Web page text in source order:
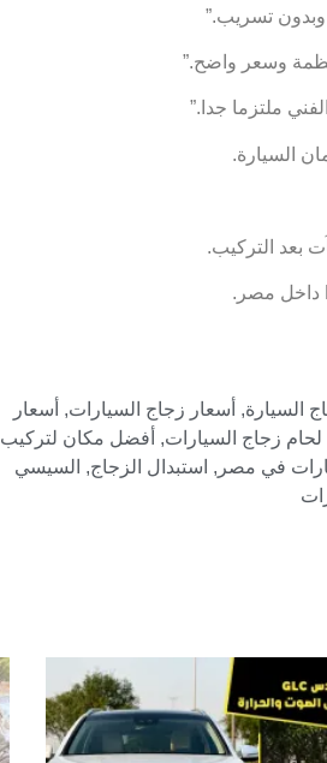
ملتزما جدا.”
السيارة.
بعد التركيب.
السيارة, أسعار زجاج السيارات, أسعار
زجاج السيارات, أفضل مكان لتركيب
في مصر , استبدال الزجاج, السيسي